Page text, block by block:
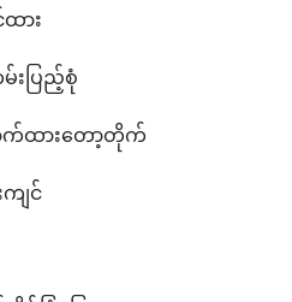
ထား
းပြည့်စုံ
က်ထားတော့တိုက်
ျင်